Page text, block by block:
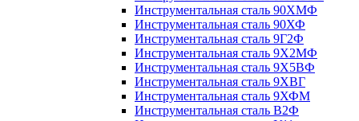
Инструментальная сталь 90ХМФ
Инструментальная сталь 90ХФ
Инструментальная сталь 9Г2Ф
Инструментальная сталь 9Х2МФ
Инструментальная сталь 9Х5ВФ
Инструментальная сталь 9ХВГ
Инструментальная сталь 9ХФМ
Инструментальная сталь В2Ф